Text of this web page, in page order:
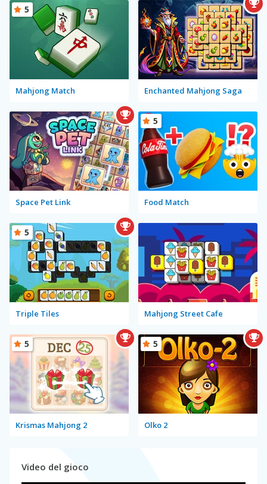
Mahjong Match
5
Enchanted Mahjong Saga
Space Pet Link Food Match
5
Triple Tiles
5
Mahjong Street Cafe
Krismas Mahjong 2
5
Olko 2
5
Video del gioco